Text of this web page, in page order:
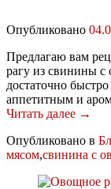
Опубликовано
Предлагаю вам
рагу из свинины с
достаточно
аппетитным и
Читать далее →
Опубликовано в
мясом,свинина с